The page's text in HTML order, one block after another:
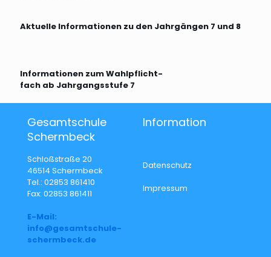
Aktuelle Informationen zu den Jahrgängen 7 und 8
Informationen zum Wahlpflicht-
fach ab Jahrgangsstufe 7
Gesamtschule
Schermbeck
Schloßstraße 20
46514 Schermbeck
Tel.: 02853 861410
Fax: 02853 861411
E-Mail:
info@gesamtschule-
schermbeck.de
Information
Datenschutz
Impressum